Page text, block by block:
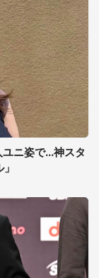
ニ姿で...神スタ